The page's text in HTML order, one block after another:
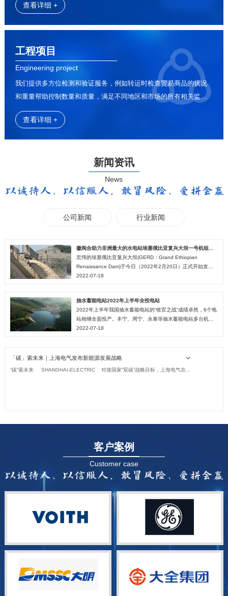
查看详细 +
工程项目
Engineering project
我们提供多方位检测和验证服务，例如转运时检查贸易商品的状况
和重量帮助控制数量和质量，满足不同地区和市场的所有相关监管
要求
查看详细 +
新闻资讯
News
公司新闻 行业新闻
宏伟的埃塞俄比亚复兴大坝(GERD：Grand Ethiopian
Renaissance Dam)于今日（2022年2月20日）正式开始发
电。 埃塞...
2022-07-18
抽水蓄能电站2022年上半年全投电站
2022年上半年我国抽水蓄能电站的“收官之战”成绩卓然，6个电
站相继全面投产。丰宁、周宁、永泰等抽水蓄能电站多台机组
也相继投产发电于“七一”前夕正式投产发电，为...
2022-07-18
「碳」索未来｜上海电气发布新能源发展战略
“碳”索未来 SHANGHAI-ELECTRIC 对接国家“双碳”战略目标，上海电气在...
客户案例
Customer case